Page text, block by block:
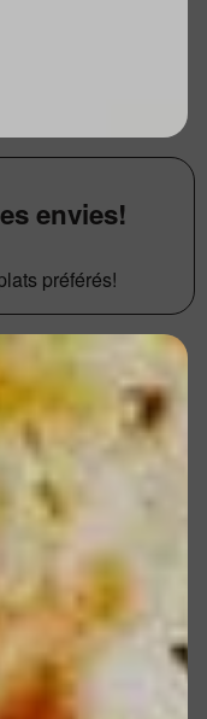
envies!
préférés!